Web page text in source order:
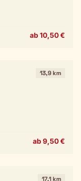
ab 10,50 €
13,9 km
ab 9,50 €
17,1 km